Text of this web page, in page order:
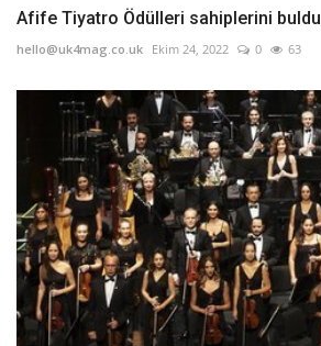
Afife Tiyatro Ödülleri sahiplerini buldu
hello@uk4mag.co.uk Ekim 24, 2022 0 63